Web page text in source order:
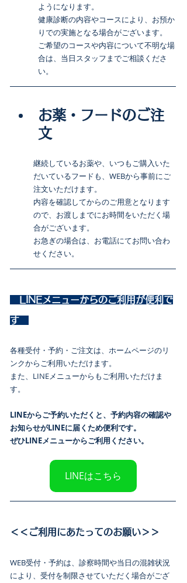
ようになります。
健康診断の内容やコースにより、お預か
りでの実施となる場合がございます。
ご希望のコースや内容について不明な場
合は、当日スタッフまでご相談くださ
い。
お薬・フードのご注
文
継続しているお薬や、いつもご購入いた
だいているフードも、WEBから事前にご
注文いただけます。
内容を確認してからのご用意となります
ので、お渡しまでにお時間をいただく場
合がございます。
お急ぎの場合は、お電話にてお問い合わ
せください。
LINEメニューからのご利用が便利で
す
各種受付・予約・ご注文は、ホームページのリ
ンクからご利用いただけます。
また、LINEメニューからもご利用いただけま
す。
LINEからご予約いただくと、予約内容の確認や
お知らせがLINEに届くため便利です。
ぜひLINEメニューからご利用ください。
LINEはこちら
＜＜ご利用にあたってのお願い＞＞
WEB受付・予約は、診察時間や当日の混雑状況
により、受付を制限させていただく場合がござ